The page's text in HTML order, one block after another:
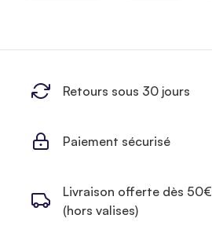
Retours sous 30 jours
Paiement sécurisé
Livraison offerte dès 50€
(hors valises)